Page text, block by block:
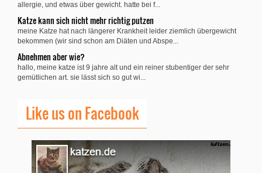
allergie, und etwas über gewicht. hatte bei f...
Katze kann sich nicht mehr richtig putzen
meine Katze hat nach längerer Krankheit leider ziemlich übergewicht
bekommen (wir sind schon am Diäten und Abspe...
Abnehmen aber wie?
hallo, meine katze ist 9 jahre alt und ein reiner stubentiger der sehr
gemütlichen art. sie lässt sich so gut wi...
Like us on Facebook